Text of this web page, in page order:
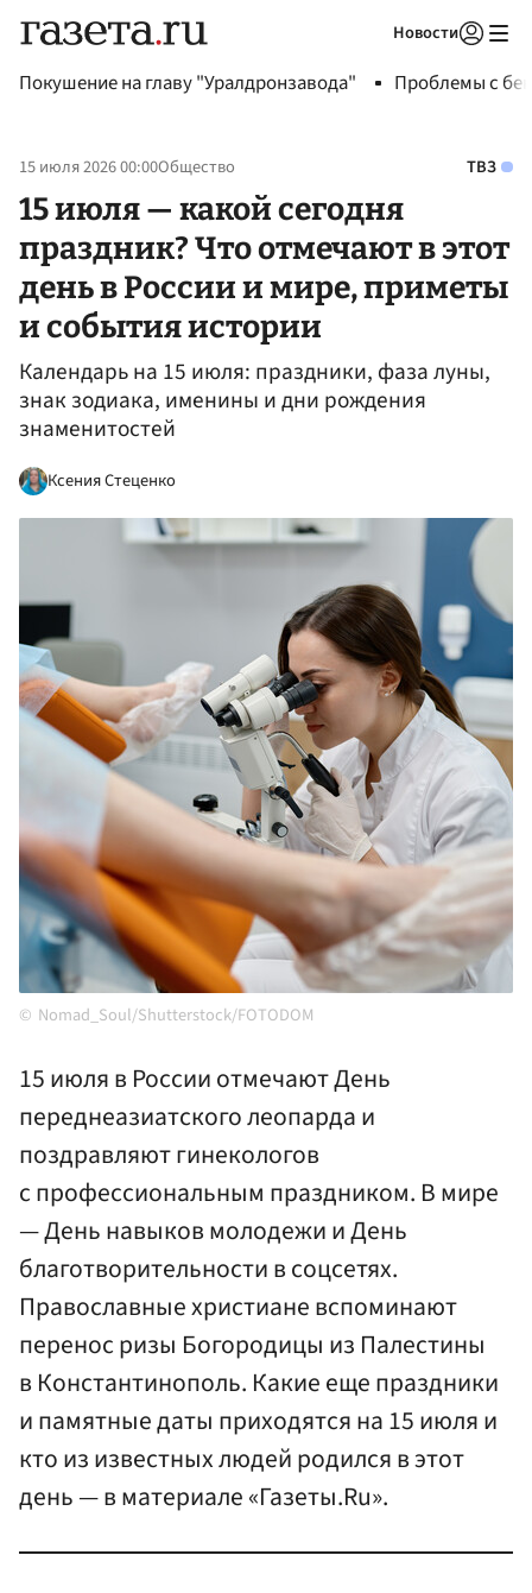
Новости
Покушение на главу "Уралдронзавода" Проблемы с
15 июля 2026 00:00Общество ТВЗ
15 июля — какой сегодня
праздник? Что отмечают в этот
день в России и мире, приметы
и события истории
Календарь на 15 июля: праздники, фаза луны,
знак зодиака, именины и дни рождения
знаменитостей
Ксения Стеценко
Nomad_Soul/Shutterstock/FOTODOM
15 июля в России отмечают День
переднеазиатского леопарда и
поздравляют гинекологов
с профессиональным праздником. В мире
— День навыков молодежи и День
благотворительности в соцсетях.
Православные христиане вспоминают
перенос ризы Богородицы из Палестины
в Константинополь. Какие еще праздники
и памятные даты приходятся на 15 июля и
кто из известных людей родился в этот
день — в материале «Газеты.Ru».